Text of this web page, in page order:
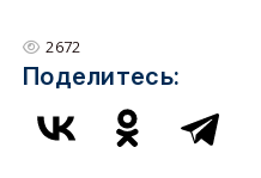
2672
Поделитесь: